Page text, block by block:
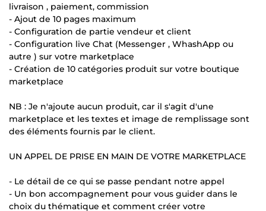
livraison , paiement, commission
- Ajout de 10 pages maximum
- Configuration de partie vendeur et client
- Configuration live Chat (Messenger , WhashApp ou
autre ) sur votre marketplace
- Création de 10 catégories produit sur votre boutique
marketplace
NB : Je n'ajoute aucun produit, car il s'agit d'une
marketplace et les textes et image de remplissage sont
des éléments fournis par le client.
UN APPEL DE PRISE EN MAIN DE VOTRE MARKETPLACE
- Le détail de ce qui se passe pendant notre appel
- Un bon accompagnement pour vous guider dans le
choix du thématique et comment créer votre